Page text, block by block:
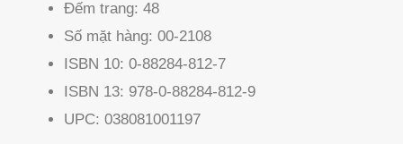
Đếm trang: 48
Số mặt hàng: 00-2108
ISBN 10: 0-88284-812-7
ISBN 13: 978-0-88284-812-9
UPC: 038081001197